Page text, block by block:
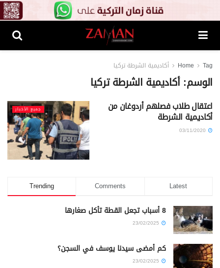
Home Tag أكاديمية الشرطة تركيا
الوسم:أكاديمية الشرطة تركيا
جميع الأخبار اعتقال طلاب فصلهم أردوغان من
أكاديمية الشرطة
Trending Comments Latest
8 أسباب تجعل القطة تأكل صغارها
كم أمضى سيدنا يوسف في السجن؟